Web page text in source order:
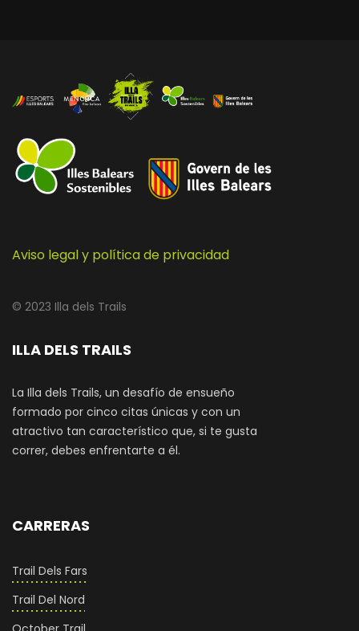
Aviso legal y política de privacidad
© 2023 Illa dels Trails
ILLA DELS TRAILS
La Illa dels Trails, un desafío de ensueño
formado por cinco citas únicas y con un
atractivo tan característico que, si te gusta
correr, debes enfrentarte a él.
CARRERAS
Trail Dels Fars
Trail Del Nord